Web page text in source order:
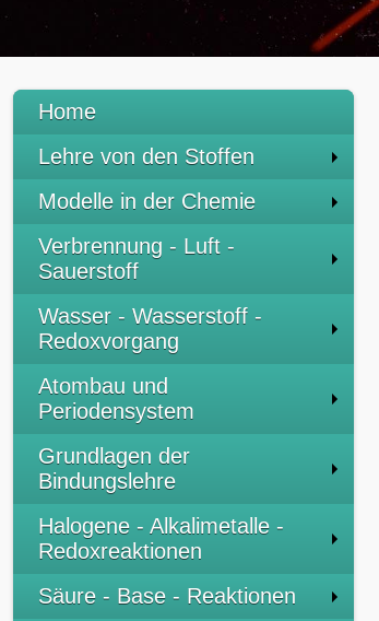
Home
Lehre von den Stoffen
Modelle in der Chemie
Verbrennung - Luft -
Sauerstoff
Wasser - Wasserstoff -
Redoxvorgang
Atombau und
Periodensystem
Grundlagen der
Bindungslehre
Halogene - Alkalimetalle -
Redoxreaktionen
Säure - Base - Reaktionen